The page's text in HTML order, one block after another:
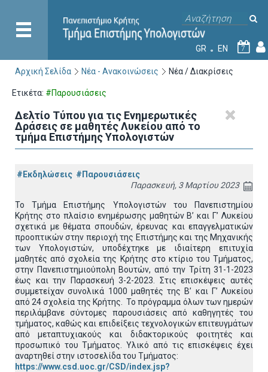
GR EN 7
Αρχική Σελίδα Νέα - Ανακοινώσεις Νέα / Διακρίσεις
Ετικέτα: #Παρουσιάσεις
Δελτίο Τύπου για τις Ενημερωτικές
Δράσεις σε μαθητές Λυκείου από το
τμήμα Επιστήμης Υπολογιστών
#Εκδηλώσεις #Παρουσιάσεις
Παρασκευή, 3 Μαρτίου 2023
Το Τμήμα Επιστήμης Υπολογιστών του Πανεπιστημίου
Κρήτης στο πλαίσιο ενημέρωσης μαθητών Β’ και Γ’ Λυκείου
σχετικά με θέματα σπουδών, έρευνας και επαγγελματικών
προοπτικών στην περιοχή της Επιστήμης και της Μηχανικής
των Υπολογιστών, υποδέχτηκε με ιδιαίτερη επιτυχία
μαθητές από σχολεία της Κρήτης στο κτίριο του Τμήματος,
στην Πανεπιστημιούπολη Βουτών, από την Τρίτη 31-1-2023
έως και την Παρασκευή 3-2-2023. Στις επισκέψεις αυτές
συμμετείχαν συνολικά 1000 μαθητές της Β’ και Γ’ Λυκείου
από 24 σχολεία της Κρήτης. Το πρόγραμμα όλων των ημερών
περιλάμβανε σύντομες παρουσιάσεις από καθηγητές του
τμήματος, καθώς και επιδείξεις τεχνολογικών επιτευγμάτων
από μεταπτυχιακούς και διδακτορικούς φοιτητές και
προσωπικό του Τμήματος. Υλικό από τις επισκέψεις έχει
αναρτηθεί στην ιστοσελίδα του Τμήματος:
https://www.csd.uoc.gr/CSD/index.jsp?